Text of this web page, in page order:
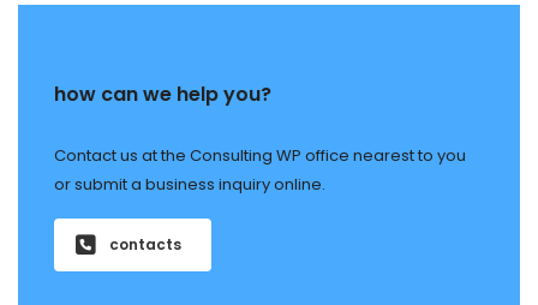
how can we help you?
Contact us at the Consulting WP office nearest to you
or submit a business inquiry online.
contacts